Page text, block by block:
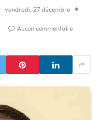
vendredi, 27 décembre
Aucun commentaire